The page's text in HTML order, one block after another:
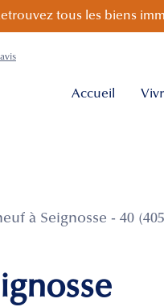
tous les biens
Accueil
à Seignosse - 40